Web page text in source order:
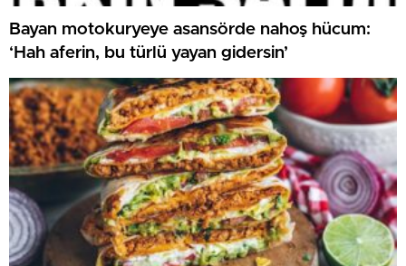
Bayan motokuryeye asansörde nahoş hücum:
‘Hah aferin, bu türlü yayan gidersin’